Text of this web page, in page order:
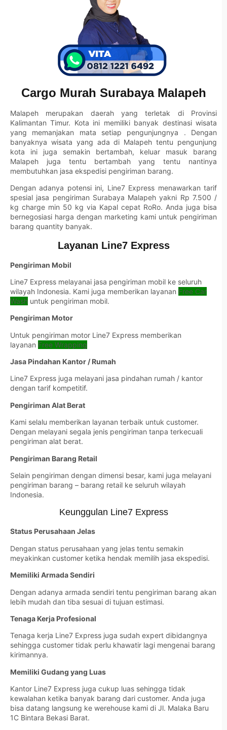
Cargo Murah Surabaya Malapeh
Malapeh merupakan daerah yang terletak di Provinsi
Kalimantan Timur. Kota ini memiliki banyak destinasi wisata
yang memanjakan mata setiap pengunjungnya . Dengan
banyaknya wisata yang ada di Malapeh tentu pengunjung
kota ini juga semakin bertambah, keluar masuk barang
Malapeh juga tentu bertambah yang tentu nantinya
membutuhkan jasa ekspedisi pengiriman barang.
Dengan adanya potensi ini, Line7 Express menawarkan tarif
spesial jasa pengiriman Surabaya Malapeh yakni Rp 7.500 /
kg charge min 50 kg via Kapal cepat RoRo. Anda juga bisa
bernegosiasi harga dengan marketing kami untuk pengiriman
barang quantity banyak.
Layanan Line7 Express
Pengiriman Mobil
Line7 Express melayanai jasa pengiriman mobil ke seluruh
wilayah Indonesia. Kami juga memberikan layanan Free Car
Wash untuk pengiriman mobil.
Pengiriman Motor
Untuk pengiriman motor Line7 Express memberikan
layanan Free Wrapping
Jasa Pindahan Kantor / Rumah
Line7 Express juga melayani jasa pindahan rumah / kantor
dengan tarif kompetitif.
Pengiriman Alat Berat
Kami selalu memberikan layanan terbaik untuk customer.
Dengan melayani segala jenis pengiriman tanpa terkecuali
pengiriman alat berat.
Pengiriman Barang Retail
Selain pengiriman dengan dimensi besar, kami juga melayani
pengiriman barang – barang retail ke seluruh wilayah
Indonesia.
Keunggulan Line7 Express
Status Perusahaan Jelas
Dengan status perusahaan yang jelas tentu semakin
meyakinkan customer ketika hendak memilih jasa ekspedisi.
Memiliki Armada Sendiri
Dengan adanya armada sendiri tentu pengiriman barang akan
lebih mudah dan tiba sesuai di tujuan estimasi.
Tenaga Kerja Profesional
Tenaga kerja Line7 Express juga sudah expert dibidangnya
sehingga customer tidak perlu khawatir lagi mengenai barang
kirimannya.
Memiliki Gudang yang Luas
Kantor Line7 Express juga cukup luas sehingga tidak
kewalahan ketika banyak barang dari customer. Anda juga
bisa datang langsung ke werehouse kami di Jl. Malaka Baru
1C Bintara Bekasi Barat.